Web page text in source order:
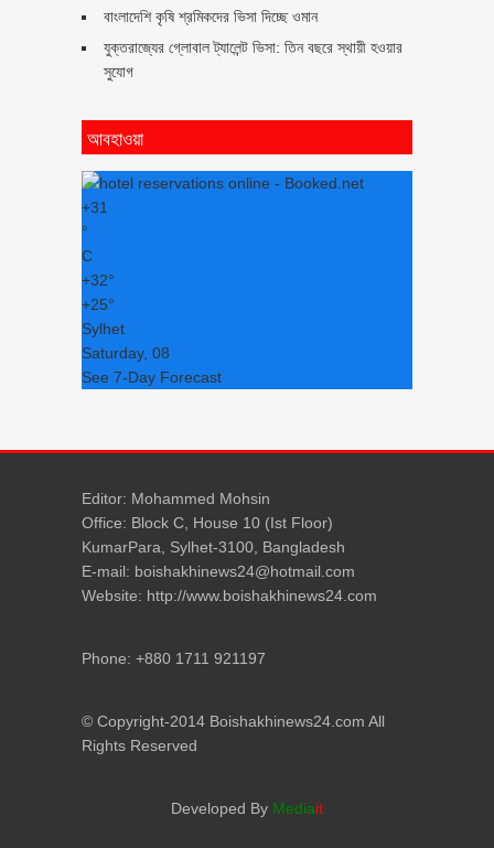
বাংলাদেশি কৃষি শ্রমিকদের ভিসা দিচ্ছে ওমান
যুক্তরাজ্যের গ্লোবাল ট্যালেন্ট ভিসা: তিন বছরে স্থায়ী হওয়ার
সুযোগ
আবহাওয়া
+31
°
C
+32°
+25°
Sylhet
Saturday, 08
See 7-Day Forecast
Editor: Mohammed Mohsin
Office: Block C, House 10 (Ist Floor)
KumarPara, Sylhet-3100, Bangladesh
E-mail: boishakhinews24@hotmail.com
Website: http://www.boishakhinews24.com
Phone: +880 1711 921197
© Copyright-2014 Boishakhinews24.com All
Rights Reserved
Developed By Mediait